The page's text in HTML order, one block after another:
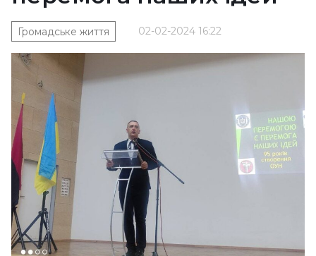
02-02-2024 16:22
Громадське життя